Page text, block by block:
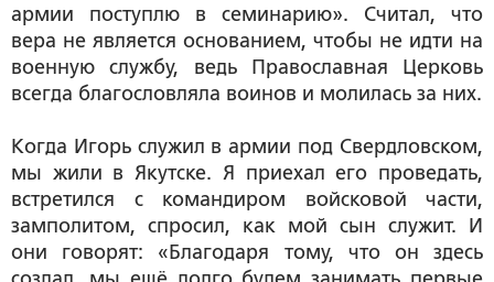
армии поступлю в семинарию». Считал, что
вера не является основанием, чтобы не идти на
военную службу, ведь Православная Церковь
всегда благословляла воинов и молилась за них.
Когда Игорь служил в армии под Свердловском,
мы жили в Якутске. Я приехал его проведать,
встретился с командиром войсковой части,
замполитом, спросил, как мой сын служит. И
они говорят: «Благодаря тому, что он здесь